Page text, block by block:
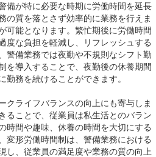
備が特に必要な時期に労働時間を延長
の質を落とさず効率的に業務を行えま
可能となります。繁忙期後に労働時間
度な負担を軽減し、リフレッシュする
警備業務では夜勤や不規則なシフト勤
を導入することで、夜勤後の休養期間
勤務を続けることができます。
クライフバランスの向上にも寄与しま
ることで、従業員は私生活とのバラン
時間や趣味、休養の時間を大切にする
変形労働時間制は、警備業務における
し、従業員の満足度や業務の質の向上